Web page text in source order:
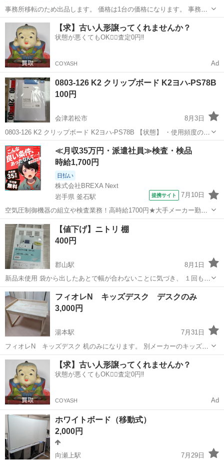
事務所移転のため出品します。 価格は1台の価格になります。 事務机
（片袖）で高さ700横幅1000奥行700（写真）になります。同じサイズ
が6台あります。（2台決まりました残り4台） 鍵は2本あります。 経
年劣化はありますが...
福島 伊達市 向瀬上駅 オフィス用家具
【求】古い人形譲ってくれませんか？
状態が悪くてもOK🙆‍♀️査定0円‼️
COYASH Ad
0803-126 K2 クリップボード K2ヨハ-PS78B
100円
会津若松市
8月3日
0803-126 K2 クリップボード K2ヨハ-PS78B 【状態】 ・使用頻度の少
ない美品です ・詳細は現地でご確認ください ・お値引きは出来かねま
すのでご了承願います ※中古品のため、状態についてはご...
福島 会津若松市 オフィス用家具 クリップボード
≪月収35万円・派遣社員≫検査・検品
時給1,700円
日払い
株式会社BREXA Next
岩手県 釜石駅
提携サイト 7月10日
空気圧制御機器の組立や検査業務！高時給1700円★大手メーカー勤
務！嬉しい寮費無料！ワンルーム寮完備★マイカー通勤OK＆工場敷地
内に無料駐車場あり★！《岩手県釜石市》 人気の工場のお仕事 ◇空気
圧制御機器（シリンダ、バルブ...
岩手 釜石市 釜石駅 その他
【値下げ】ニトリ 棚
400円
郡山駅
8月1日
新品未使用 袋から出したあとで幅が合わないことに気づき、 １回も使
用しておりません 工具不要でどんな場所にでも付けれます 幅やサイズ
などは写真に記載がありますので ご確認お願いいたします お値段交
渉、お取引の場所や日時な...
福島 郡山市 オフィス用家具 ニトリ
フィオレN キッズデスク デスクのみ
3,000円
湯本駅
7月31日
フィオレN キッズデスク 机のみになります。 別メーカーのキッズチ
ェアを出品しております。 同時に購入される場合500円値下げしま
す。 梱包等せず、そのままの状態でお渡しします。 状態をみてからの
購入でも大丈夫です。 ...
福島 いわき市 湯本駅 オフィス用家具
【求】古い人形譲ってくれませんか？
状態が悪くてもOK🙆‍♀️査定0円‼️
COYASH Ad
ホワイトボード（移動式）
2,000円
向瀬上駅
7月29日